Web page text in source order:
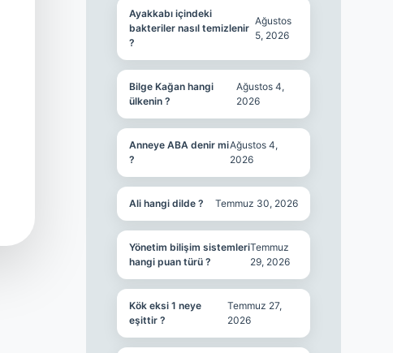
Ayakkabı içindeki
bakteriler nasıl temizlenir
?
Ağustos
5, 2026
Bilge Kağan hangi
ülkenin ?
Ağustos 4,
2026
Anneye ABA denir mi
?
Ağustos 4,
2026
Ali hangi dilde ? Temmuz 30, 2026
Yönetim bilişim sistemleri
hangi puan türü ?
Temmuz
29, 2026
Kök eksi 1 neye
eşittir ?
Temmuz 27,
2026